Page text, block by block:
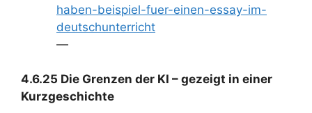
haben-beispiel-fuer-einen-essay-im-
deutschunterricht
—
4.6.25 Die Grenzen der KI – gezeigt in einer
Kurzgeschichte